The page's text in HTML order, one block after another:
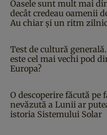
Oasele sunt mult mai
decât credeau oamenii
Au chiar și un ritm
Test de cultură generală.
este cel mai vechi pod
Europa?
O descoperire făcută pe
nevăzută a Lunii ar
istoria Sistemului Solar